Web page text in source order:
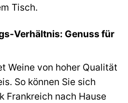
Tisch.
Verhältnis: Genuss für
Weine von hoher Qualität
So können Sie sich
Frankreich nach Hause